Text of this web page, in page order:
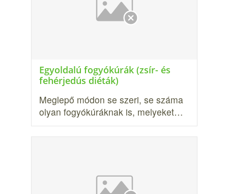
Egyoldalú fogyókúrák (zsír- és
fehérjedús diéták)
Meglepő módon se szeri, se száma
olyan fogyókúráknak is, melyeket…